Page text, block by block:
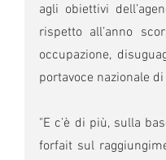
agli obiettivi
rispetto all’anno
occupazione,
portavoce nazionale
"E c’è di più, sulla
forfait sul